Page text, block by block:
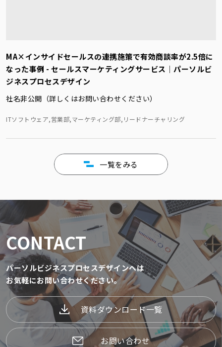
MA×インサイドセールスの連携施策で有効商談率が2.5倍に
なった事例 - セールスマーケティングサービス｜パーソルビ
ジネスプロセスデザイン
社名非公開（詳しくはお問い合わせください）
ITソフトウェア,営業部,マーケティング部,リードナーチャリング
一覧をみる
CONTACT
パーソルビジネスプロセスデザインへは
お気軽にお問い合わせください。
資料ダウンロード一覧
お問い合わせ